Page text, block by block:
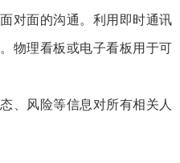
对面的沟通。利用即时通讯
物理看板或电子看板用于可
、风险等信息对所有相关人